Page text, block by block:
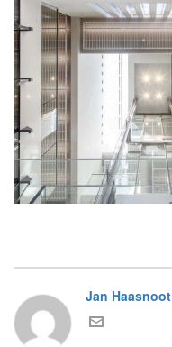
Jan Haasnoot